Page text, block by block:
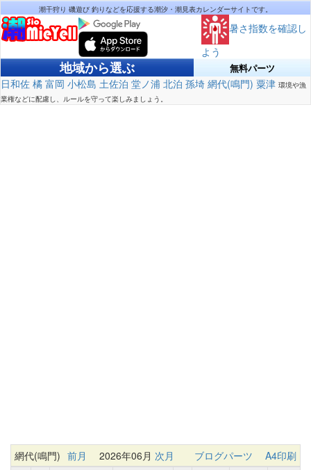
潮干狩り 磯遊び 釣りなどを応援する潮汐・潮見表カレンダーサイトです。
暑さ指数を確認し
よう
地域から選ぶ 無料パーツ
日和佐 橘 富岡 小松島 土佐泊 堂ノ浦 北泊 孫埼 網代(鳴門) 粟津 環境や漁
業権などに配慮し、ルールを守って楽しみましょう。
網代(鳴門) 前月 2026年06月 次月 ブログパーツ
A4印刷